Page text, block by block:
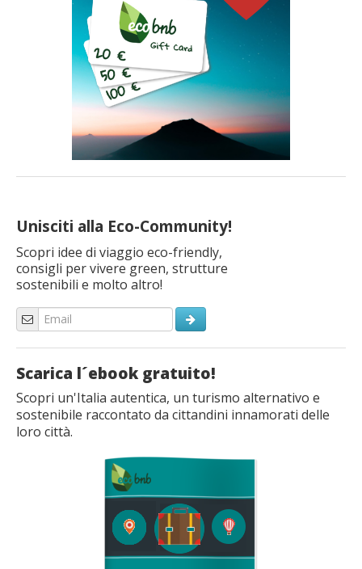
Unisciti alla Eco-Community!
Scopri idee di viaggio eco-friendly,
consigli per vivere green, strutture
sostenibili e molto altro!
Scarica l´ebook gratuito!
Scopri un'Italia autentica, un turismo alternativo e
sostenibile raccontato da cittandini innamorati delle
loro città.